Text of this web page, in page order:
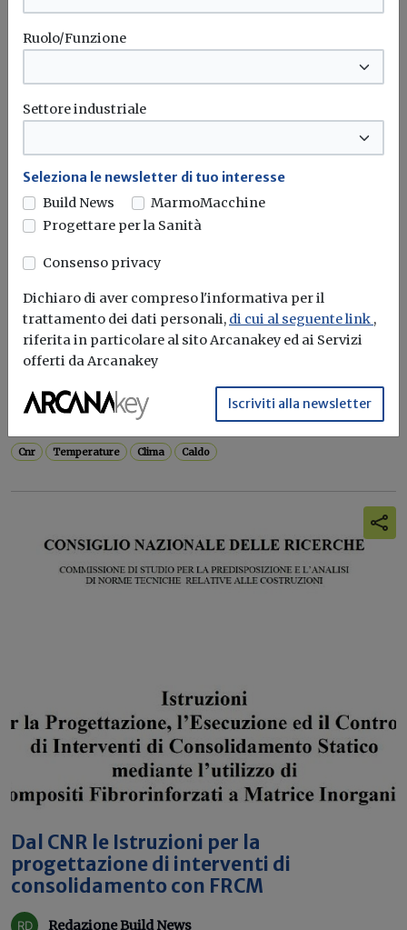
CNR: in Italia i record di caldo e freddo
seguono una nuova legge
Redazione Build News
L’andamento dei nuovi record storici di temperature
estreme in Italia segue una...
Cnr Temperature Clima Caldo
Dal CNR le Istruzioni per la
progettazione di interventi di
consolidamento con FRCM
Redazione Build News
Ruolo/Funzione
Settore industriale
Seleziona le newsletter di tuo interesse
Build News
MarmoMacchine
Progettare per la Sanità
Consenso privacy
Dichiaro di aver compreso l'informativa per il
trattamento dei dati personali, di cui al seguente link ,
riferita in particolare al sito Arcanakey ed ai Servizi
offerti da Arcanakey
Iscriviti alla newsletter